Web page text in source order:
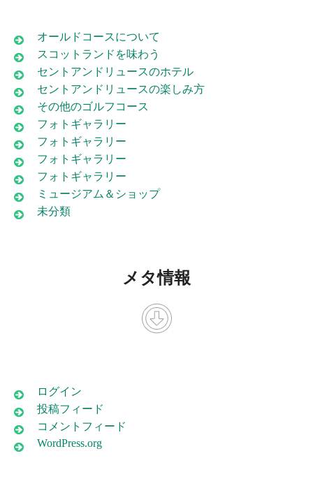
オールドコースについて
スコットランドを味わう
セントアンドリュースのホテル
セントアンドリュースの楽しみ方
その他のゴルフコース
フォトギャラリー
フォトギャラリー
フォトギャラリー
フォトギャラリー
ミュージアム＆ショップ
未分類
メタ情報
ログイン
投稿フィード
コメントフィード
WordPress.org